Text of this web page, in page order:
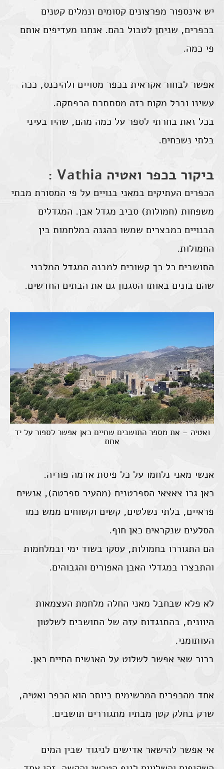
יש אינספור מפרצונים קסומים ונמלים קטנים
בכפרים, שניתן לטבול בהם. אנחנו מעדיפים אותם
פי כמה.
אפשר לבחור אקראית בכפר מסויים ולהיכנס, ככה
עשינו ובכל מקום כזה מסתתרת הרפתקה.
בכל זאת בחרתי לספר על כמה מהם, שהיו בעיני
בלתי נשכחים.
ביקור בכפר ואטיה Vathia :
הכפרים העתיקים במאני בנויים על פי המסורת מבתי
משפחות (חמולות) סביב מגדל אבן. המגדלים
הבנויים כמבצרים שמשו כהגנה במלחמות בין
החמולות.
התושבים כל כך קשורים למבנה המגדל המלבני
שהם בונים באותו הסגנון גם את הבתים החדשים.
ואטיה – את מספר התושבים שחיים כאן אפשר לספור על יד
אחת
אנשי מאני נלחמו על כל פיסת אדמה פוריה.
כאן גרו צאצאי הספרטנים (מהעיר ספרטה), אנשים
פראיים, בלתי נשלטים, קשים וקשוחים ממש כמו
הסלעים שנקראים כאן חוף.
הם התגוררו בחמולות, עסקו בשוד ימי ובמלחמות
והתבצרו במגדלי האבן האפורים והגבוהים.
לא פלא שבחבל מאני החלה מלחמת העצמאות
היוונית, בהתנגדות עזה של התושבים לשלטון
העותומני.
ברור שאי אפשר לשלוט על האנשים החיים כאן.
אחד מהכפרים המרשימים ביותר הוא הכפר ואטיה,
שרק בחלק קטן מבתיו מתגוררים תושבים.
אי אפשר להישאר אדישים לניגוד שבין המים